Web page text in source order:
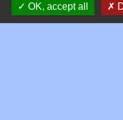
346,
01600
OK, accept all